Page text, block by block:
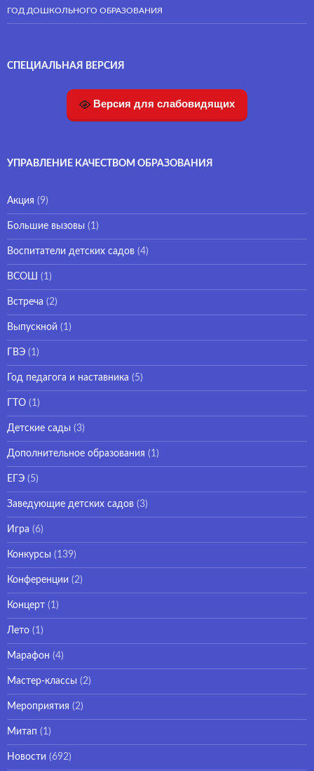
ГОД ДОШКОЛЬНОГО ОБРАЗОВАНИЯ
СПЕЦИАЛЬНАЯ ВЕРСИЯ
Версия для слабовидящих
УПРАВЛЕНИЕ КАЧЕСТВОМ ОБРАЗОВАНИЯ
Акция (9)
Большие вызовы (1)
Воспитатели детских садов (4)
ВСОШ (1)
Встреча (2)
Выпускной (1)
ГВЭ (1)
Год педагога и наставника (5)
ГТО (1)
Детские сады (3)
Дополнительное образования (1)
ЕГЭ (5)
Заведующие детских садов (3)
Игра (6)
Конкурсы (139)
Конференции (2)
Концерт (1)
Лето (1)
Марафон (4)
Мастер-классы (2)
Мероприятия (2)
Митап (1)
Новости (692)